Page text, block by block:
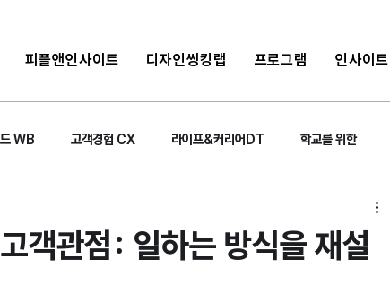
피플앤인사이트 디자인씽킹랩 프로그램 인사이트
WB 고객경험 CX 라이프&커리어DT 학교를 위한
객관점: 일하는 방식을 재설